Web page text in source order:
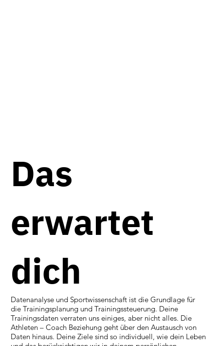
Das
erwartet
dich
Datenanalyse und Sportwissenschaft ist die Grundlage für
die Trainingsplanung und Trainingssteuerung. Deine
Trainingsdaten verraten uns einiges, aber nicht alles. Die
Athleten – Coach Beziehung geht über den Austausch von
Daten hinaus. Deine Ziele sind so individuell, wie dein Leben